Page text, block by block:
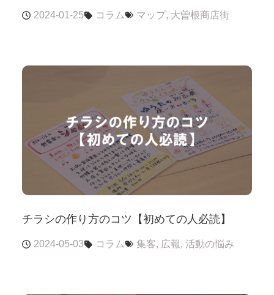
2024-01-25 コラム マップ, 大曽根商店街
チラシの作り方のコツ【初めての人必読】
2024-05-03 コラム 集客, 広報, 活動の悩み